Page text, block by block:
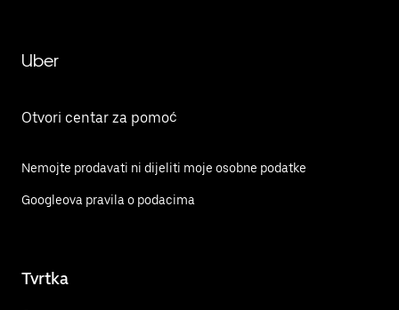
Uber
Otvori centar za pomoć
Nemojte prodavati ni dijeliti moje osobne podatke
Googleova pravila o podacima
Tvrtka